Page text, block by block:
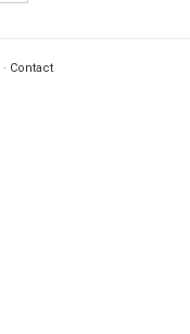
· Contact